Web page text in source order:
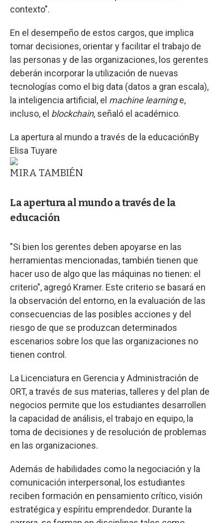
contexto".
En el desempeño de estos cargos, que implica
tomar decisiones, orientar y facilitar el trabajo de
las personas y de las organizaciones, los gerentes
deberán incorporar la utilización de nuevas
tecnologías como el big data (datos a gran escala),
la inteligencia artificial, el machine learninge,
incluso, el blockchain, señaló el académico.
La apertura al mundo a través de la educaciónBy
Elisa Tuyare
MIRA TAMBIÉN
La apertura al mundo a través de la
educación
"Si bien los gerentes deben apoyarse en las
herramientas mencionadas, también tienen que
hacer uso de algo que las máquinas no tienen: el
criterio", agregó Kramer. Este criterio se basará en
la observación del entorno, en la evaluación de las
consecuencias de las posibles acciones y del
riesgo de que se produzcan determinados
escenarios sobre los que las organizaciones no
tienen control.
La Licenciatura en Gerencia y Administración de
ORT, a través de sus materias, talleres y del plan de
negocios permite que los estudiantes desarrollen
la capacidad de análisis, el trabajo en equipo, la
toma de decisiones y de resolución de problemas
en las organizaciones.
Además de habilidades como la negociación y la
comunicación interpersonal, los estudiantes
reciben formación en pensamiento crítico, visión
estratégica y espíritu emprendedor. Durante la